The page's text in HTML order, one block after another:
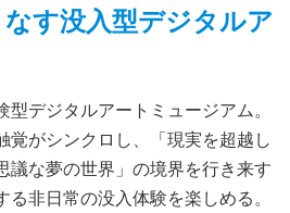
す没入型デジタルア
デジタルアートミュージアム。
覚がシンクロし、「現実を超越し
議な夢の世界」の境界を行き来す
非日常の没入体験を楽しめる。